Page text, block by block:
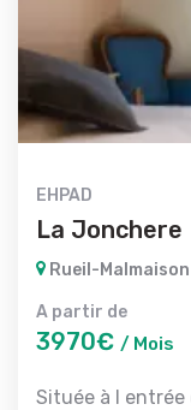
EHPAD
La Jonchere
Rueil-
A partir de
3970€ / Mois
Située à l entrée